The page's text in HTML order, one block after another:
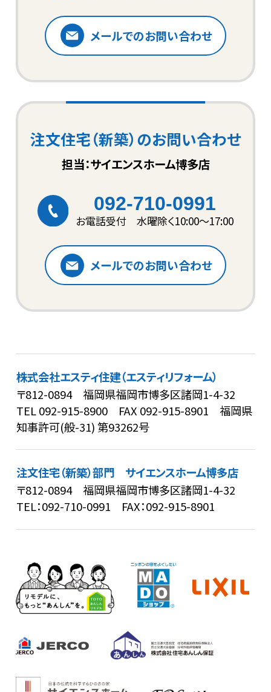
メールでのお問い合わせ
注文住宅（新築）のお問い合わせ
担当：サイエンスホーム博多店
092-710-0991
お電話受付 水曜除く10:00〜17:00
メールでのお問い合わせ
株式会社エスティ住建（エスティリフォーム）
〒812-0894 福岡県福岡市博多区諸岡1-4-32
TEL092-915-8900 FAX 092-915-8901 福岡県
知事許可(般-31) 第93262号
注文住宅（新築）部門 サイエンスホーム博多店
〒812-0894 福岡県福岡市博多区諸岡1-4-32
TEL：092-710-0991 FAX：092-915-8901